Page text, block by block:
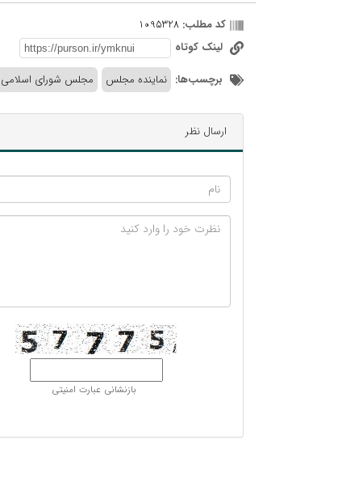
کد مطلب: 1095328
لینک کوتاه
برچسب‌ها: نماینده مجلس مجلس شورای اسلامی
ارسال نظر
بازنشانی عبارت امنیتی